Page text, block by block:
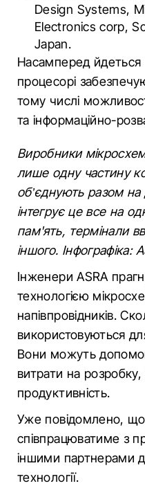
Design Systems,
Electronics corp,
Japan.
Насамперед
процесорі
тому числі
та інформаційно-
Виробники
лише одну частину
об’єднують разом на
інтегрує це все на
пам'ять, термінали
іншого. Інфографіка:
Інженери ASRA
технологією
напівпровідників.
використовуються
Вони можуть
витрати на
продуктивність.
Уже повідомлено, що
співпрацюватиме з
іншими партнерами
технології.